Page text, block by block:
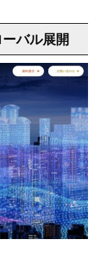
バル展開